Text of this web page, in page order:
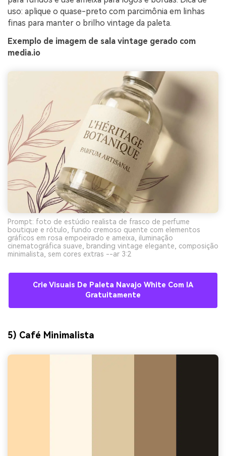
uso: aplique o quase-preto com parcimônia em linhas
finas para manter o brilho vintage da paleta.
Exemplo de imagem de sala vintage gerado com
media.io
Prompt: foto de estúdio realista de frasco de perfume
boutique e rótulo, fundo cremoso quente com elementos
gráficos em rosa empoeirado e ameixa, iluminação
cinematográfica suave, branding vintage elegante, composição
minimalista, sem cores extras --ar 3:2
Crie Visuais De Paleta Navajo White Com IA
Gratuitamente
5) Café Minimalista